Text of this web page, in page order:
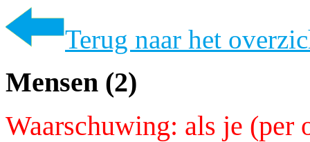
Terug naar het
Mensen (2)
Waarschuwing: als je (per